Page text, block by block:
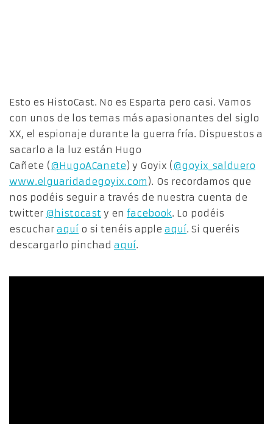
Esto es HistoCast. No es Esparta pero casi. Vamos
con unos de los temas más apasionantes del siglo
XX, el espionaje durante la guerra fría. Dispuestos a
sacarlo a la luz están Hugo
Cañete (@HugoACanete) y Goyix (@goyix_salduero
www.elguaridadegoyix.com ). Os recordamos que
nos podéis seguir a través de nuestra cuenta de
twitter @histocast y en facebook. Lo podéis
escuchar aquí o si tenéis apple aquí. Si queréis
descargarlo pinchad aquí.